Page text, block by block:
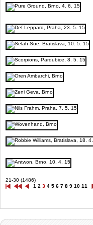
21-30 (1486)
1 2 3 4 5 6 7 8 9 10 11